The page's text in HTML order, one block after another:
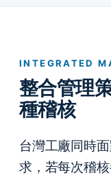
INTEGRATED
整合管理
種稽核
台灣工廠同時
求，若每次稽